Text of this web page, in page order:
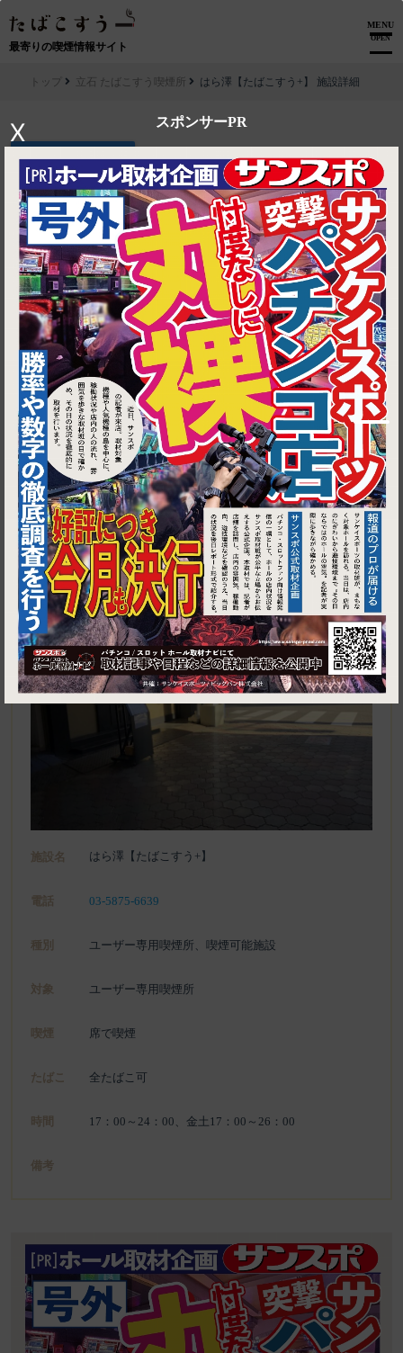
最寄りの喫煙情報サイト
MENU
OPEN
スポンサーPR
X
1
トップ 立石 たばこすう喫煙所 はら澤【たばこすう+】 施設詳細
▶ ルートを見る
立石 たばこすう喫煙所│はら澤【たばこすう+】
東京都葛飾区立石1‐21‐1
施設名 はら澤【たばこすう+】
電話 03-5875-6639
種別 ユーザー専用喫煙所、喫煙可能施設
対象 ユーザー専用喫煙所
喫煙 席で喫煙
たばこ 全たばこ可
時間 17：00～24：00、金土17：00～26：00
備考